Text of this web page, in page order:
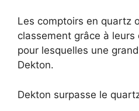
Les comptoirs en quartz
classement grâce à
pour lesquelles une
Dekton.
Dekton surpasse le